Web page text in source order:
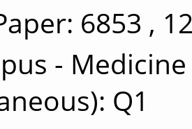
6853 ,
- Medicine
Q1